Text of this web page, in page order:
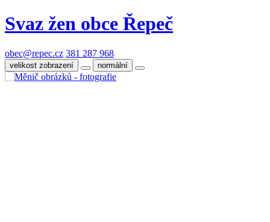
Svaz žen obce Řepeč
obec@repec.cz 381 287 968
velikost zobrazení normální